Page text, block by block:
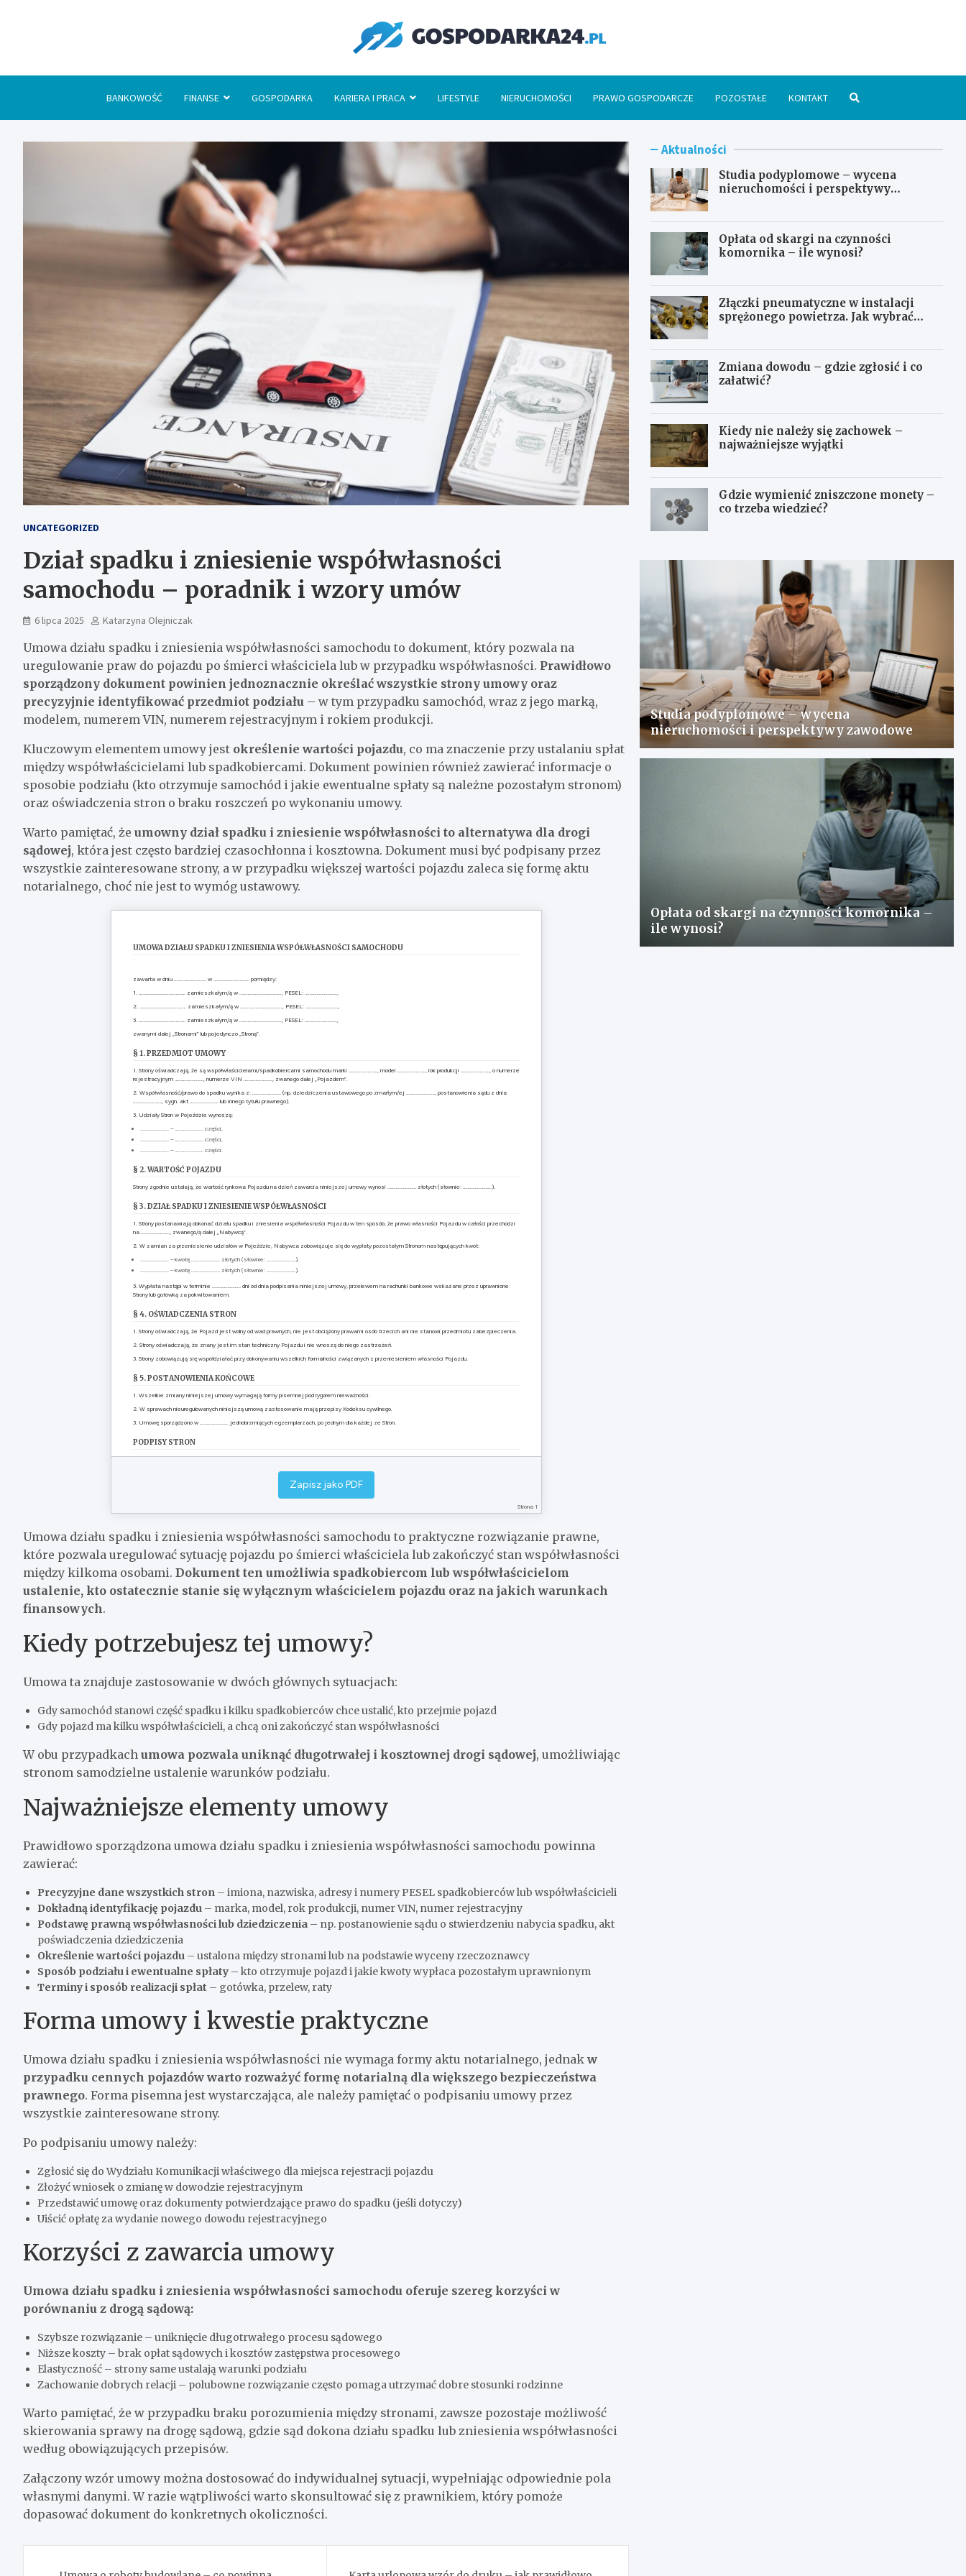
BANKOWOŚĆ FINANSE GOSPODARKA KARIERA I PRACA LIFESTYLE NIERUCHOMOŚCI PRAWO GOSPODARCZE POZOSTAŁE KONTAKT
UNCATEGORIZED
Dział spadku i zniesienie współwłasności
samochodu – poradnik i wzory umów
6 lipca 2025 Katarzyna Olejniczak
Umowa działu spadku i zniesienia współwłasności samochodu to dokument, który pozwala na
uregulowanie praw do pojazdu po śmierci właściciela lub w przypadku współwłasności. Prawidłowo
sporządzony dokument powinien jednoznacznie określać wszystkie strony umowy oraz
precyzyjnie identyfikować przedmiot podziału – w tym przypadku samochód, wraz z jego marką,
modelem, numerem VIN, numerem rejestracyjnym i rokiem produkcji.
Kluczowym elementem umowy jest określenie wartości pojazdu, co ma znaczenie przy ustalaniu spłat
między współwłaścicielami lub spadkobiercami. Dokument powinien również zawierać informacje o
sposobie podziału (kto otrzymuje samochód i jakie ewentualne spłaty są należne pozostałym stronom)
oraz oświadczenia stron o braku roszczeń po wykonaniu umowy.
Warto pamiętać, że umowny dział spadku i zniesienie współwłasności to alternatywa dla drogi
sądowej, która jest często bardziej czasochłonna i kosztowna. Dokument musi być podpisany przez
wszystkie zainteresowane strony, a w przypadku większej wartości pojazdu zaleca się formę aktu
notarialnego, choć nie jest to wymóg ustawowy.
UMOWA DZIAŁU SPADKU I ZNIESIENIA WSPÓŁWŁASNOŚCI SAMOCHODU
zawarta w dniu ……………………… w ………………………… pomiędzy:
1. ………………………………… zamieszkałym/ą w …………………………….., PESEL: ………………………,
2. ………………………………… zamieszkałym/ą w …………………………….., PESEL: ………………………,
3. ………………………………… zamieszkałym/ą w …………………………….., PESEL: ………………………,
zwanymi dalej „Stronami” lub pojedynczo „Stroną”.
§ 1. PRZEDMIOT UMOWY
1. Strony oświadczają, że są współwłaścicielami/spadkobiercami samochodu marki ……………………, model ……………………, rok produkcji ……………………, o numerze
rejestracyjnym ……………………, numerze VIN ……………………, zwanego dalej „Pojazdem”.
2. Współwłasność/prawo do spadku wynika z: …………………… (np. dziedziczenia ustawowego po zmarłym/ej ……………………, postanowienia sądu z dnia
……………………, sygn. akt …………………… lub innego tytułu prawnego).
3. Udziały Stron w Pojeździe wynoszą:
…………………… – …………………… części,
…………………… – …………………… części,
…………………… – …………………… części.
§ 2. WARTOŚĆ POJAZDU
Strony zgodnie ustalają, że wartość rynkowa Pojazdu na dzień zawarcia niniejszej umowy wynosi …………………… złotych (słownie: ……………………).
§ 3. DZIAŁ SPADKU I ZNIESIENIE WSPÓŁWŁASNOŚCI
1. Strony postanawiają dokonać działu spadku i zniesienia współwłasności Pojazdu w ten sposób, że prawo własności Pojazdu w całości przechodzi
na ……………………, zwanego/ą dalej „Nabywcą”.
2. W zamian za przeniesienie udziałów w Pojeździe, Nabywca zobowiązuje się do wypłaty pozostałym Stronom następujących kwot:
…………………… – kwotę …………………… złotych (słownie: ……………………),
…………………… – kwotę …………………… złotych (słownie: ……………………).
3. Wypłata nastąpi w terminie …………………… dni od dnia podpisania niniejszej umowy, przelewem na rachunki bankowe wskazane przez uprawnione
Strony lub gotówką za pokwitowaniem.
§ 4. OŚWIADCZENIA STRON
1. Strony oświadczają, że Pojazd jest wolny od wad prawnych, nie jest obciążony prawami osób trzecich ani nie stanowi przedmiotu zabezpieczenia.
2. Strony oświadczają, że znany jest im stan techniczny Pojazdu i nie wnoszą do niego zastrzeżeń.
3. Strony zobowiązują się współdziałać przy dokonywaniu wszelkich formalności związanych z przeniesieniem własności Pojazdu.
§ 5. POSTANOWIENIA KOŃCOWE
1. Wszelkie zmiany niniejszej umowy wymagają formy pisemnej pod rygorem nieważności.
2. W sprawach nieuregulowanych niniejszą umową zastosowanie mają przepisy Kodeksu cywilnego.
3. Umowę sporządzono w …………………… jednobrzmiących egzemplarzach, po jednym dla każdej ze Stron.
PODPISY STRON
Strona 1
Zapisz jako PDF
Umowa działu spadku i zniesienia współwłasności samochodu to praktyczne rozwiązanie prawne,
które pozwala uregulować sytuację pojazdu po śmierci właściciela lub zakończyć stan współwłasności
między kilkoma osobami. Dokument ten umożliwia spadkobiercom lub współwłaścicielom
ustalenie, kto ostatecznie stanie się wyłącznym właścicielem pojazdu oraz na jakich warunkach
finansowych.
Kiedy potrzebujesz tej umowy?
Umowa ta znajduje zastosowanie w dwóch głównych sytuacjach:
Gdy samochód stanowi część spadku i kilku spadkobierców chce ustalić, kto przejmie pojazd
Gdy pojazd ma kilku współwłaścicieli, a chcą oni zakończyć stan współwłasności
W obu przypadkach umowa pozwala uniknąć długotrwałej i kosztownej drogi sądowej, umożliwiając
stronom samodzielne ustalenie warunków podziału.
Najważniejsze elementy umowy
Prawidłowo sporządzona umowa działu spadku i zniesienia współwłasności samochodu powinna
zawierać:
Precyzyjne dane wszystkich stron – imiona, nazwiska, adresy i numery PESEL spadkobierców lub współwłaścicieli
Dokładną identyfikację pojazdu – marka, model, rok produkcji, numer VIN, numer rejestracyjny
Podstawę prawną współwłasności lub dziedziczenia – np. postanowienie sądu o stwierdzeniu nabycia spadku, akt
poświadczenia dziedziczenia
Określenie wartości pojazdu – ustalona między stronami lub na podstawie wyceny rzeczoznawcy
Sposób podziału i ewentualne spłaty – kto otrzymuje pojazd i jakie kwoty wypłaca pozostałym uprawnionym
Terminy i sposób realizacji spłat – gotówka, przelew, raty
Forma umowy i kwestie praktyczne
Umowa działu spadku i zniesienia współwłasności nie wymaga formy aktu notarialnego, jednakw
przypadku cennych pojazdów warto rozważyć formę notarialną dla większego bezpieczeństwa
prawnego. Forma pisemna jest wystarczająca, ale należy pamiętać o podpisaniu umowy przez
wszystkie zainteresowane strony.
Po podpisaniu umowy należy:
Zgłosić się do Wydziału Komunikacji właściwego dla miejsca rejestracji pojazdu
Złożyć wniosek o zmianę w dowodzie rejestracyjnym
Przedstawić umowę oraz dokumenty potwierdzające prawo do spadku (jeśli dotyczy)
Uiścić opłatę za wydanie nowego dowodu rejestracyjnego
Korzyści z zawarcia umowy
Umowa działu spadku i zniesienia współwłasności samochodu oferuje szereg korzyści w
porównaniu z drogą sądową:
Szybsze rozwiązanie – uniknięcie długotrwałego procesu sądowego
Niższe koszty – brak opłat sądowych i kosztów zastępstwa procesowego
Elastyczność – strony same ustalają warunki podziału
Zachowanie dobrych relacji – polubowne rozwiązanie często pomaga utrzymać dobre stosunki rodzinne
Warto pamiętać, że w przypadku braku porozumienia między stronami, zawsze pozostaje możliwość
skierowania sprawy na drogę sądową, gdzie sąd dokona działu spadku lub zniesienia współwłasności
według obowiązujących przepisów.
Załączony wzór umowy można dostosować do indywidualnej sytuacji, wypełniając odpowiednie pola
własnymi danymi. W razie wątpliwości warto skonsultować się z prawnikiem, który pomoże
dopasować dokument do konkretnych okoliczności.
Aktualności
Studia podyplomowe – wycena
nieruchomości i perspektywy
Opłata od skargi na czynności
komornika – ile wynosi?
Złączki pneumatyczne w instalacji
sprężonego powietrza. Jak wybrać
Zmiana dowodu – gdzie zgłosić i co
załatwić?
Kiedy nie należy się zachowek –
najważniejsze wyjątki
Gdzie wymienić zniszczone monety –
co trzeba wiedzieć?
Studia podyplomowe – wycena
nieruchomości i perspektywy zawodowe
Opłata od skargi na czynności komornika –
ile wynosi?